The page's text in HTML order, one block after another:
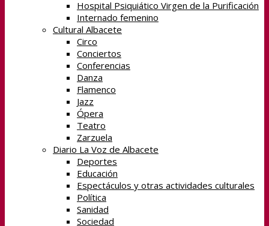
Hospital Psiquiático Virgen de la Purificación
Internado femenino
Cultural Albacete
Circo
Conciertos
Conferencias
Danza
Flamenco
Jazz
Ópera
Teatro
Zarzuela
Diario La Voz de Albacete
Deportes
Educación
Espectáculos y otras actividades culturales
Política
Sanidad
Sociedad